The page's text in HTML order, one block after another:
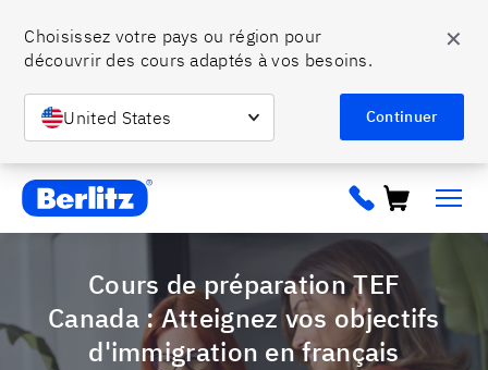
Choisissez votre pays ou région pour
découvrir des cours adaptés à vos besoins.
United States Continuer
✕
Berlitz ca
Cours de préparation TEF
Canada : Atteignez vos objectifs
d'immigration en français